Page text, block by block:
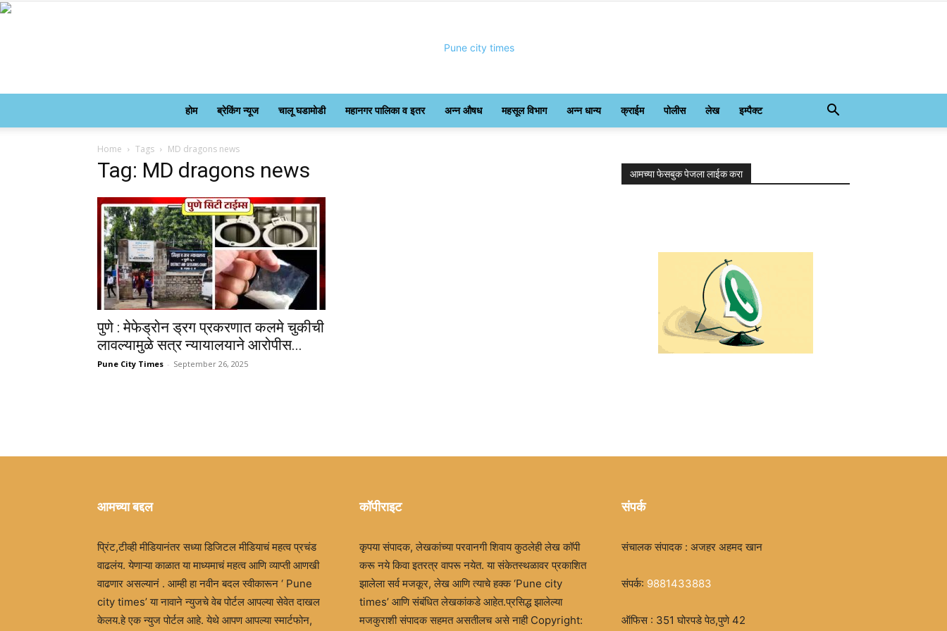
होम ब्रेकिंग न्यूज चालू घडामोडी महानगर पालिका व इतर अन्न औषध महसूल विभाग अन्न धान्य क्राईम पोलीस लेख इम्पैक्ट
Home Tags MD dragons news
Tag: MD dragons news
पुणे : मेफेड्रोन ड्रग प्रकरणात कलमे चुकीची
लावल्यामुळे सत्र न्यायालयाने आरोपीस...
Pune City Times - September 26, 2025
आमच्या फेसबुक पेजला लाईक करा
आमच्या बद्दल
प्रिंट,टीव्ही मीडियानंतर सध्या डिजिटल मीडियाचं महत्व प्रचंड
वाढलंय. येणाऱ्या काळात या माध्यमाचं महत्व आणि व्याप्ती आणखी
वाढणार असल्यानं . आम्ही हा नवीन बदल स्वीकारून ‘ Pune
city times’ या नावाने न्युजचे वेब पोर्टल आपल्या सेवेत दाखल
केलय.हे एक न्युज पोर्टल आहे. येथे आपण आपल्या स्मार्टफोन,
कॉपीराइट
कृपया संपादक, लेखकांच्या परवानगी शिवाय कुठलेही लेख कॉपी
करू नये किवा इतरत्र वापरू नयेत. या संकेतस्थळावर प्रकाशित
झालेला सर्व मजकूर, लेख आणि त्याचे हक्क ‘Pune city
times’ आणि संबंधित लेखकांकडे आहेत.प्रसिद्ध झालेल्या
मजकुराशी संपादक सहमत असतीलच असे नाही Copyright:
संपर्क
संचालक संपादक : अजहर अहमद खान
संपर्क: 9881433883
ऑफिस : 351 घोरपडे पेठ,पुणे 42